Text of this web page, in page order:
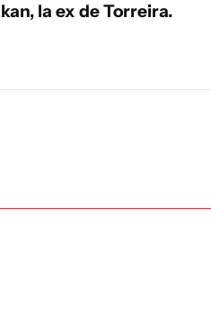
la ex de Torreira.